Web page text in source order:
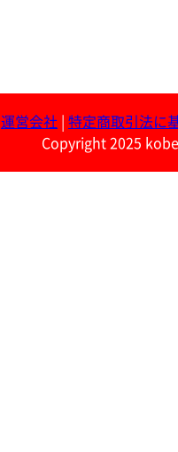
運営会社
特定商取引法に
Copyright 2025